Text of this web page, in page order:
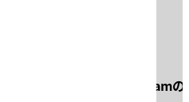
Instagram